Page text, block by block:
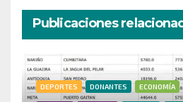
Publicaciones
DEPORTES DONANTES ECONOMÍA